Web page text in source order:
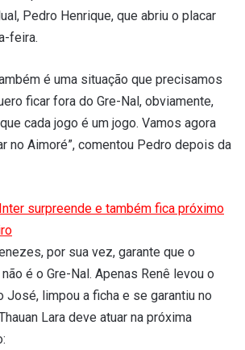
Pedro Henrique, que abriu o placar
feira.
é uma situação que precisamos
ficar fora do Gre-Nal, obviamente,
cada jogo é um jogo. Vamos agora
no Aimoré”, comentou Pedro depois da
surpreende e também fica próximo
por sua vez, garante que o
é o Gre-Nal. Apenas Renê levou o
José, limpou a ficha e se garantiu no
Lara deve atuar na próxima